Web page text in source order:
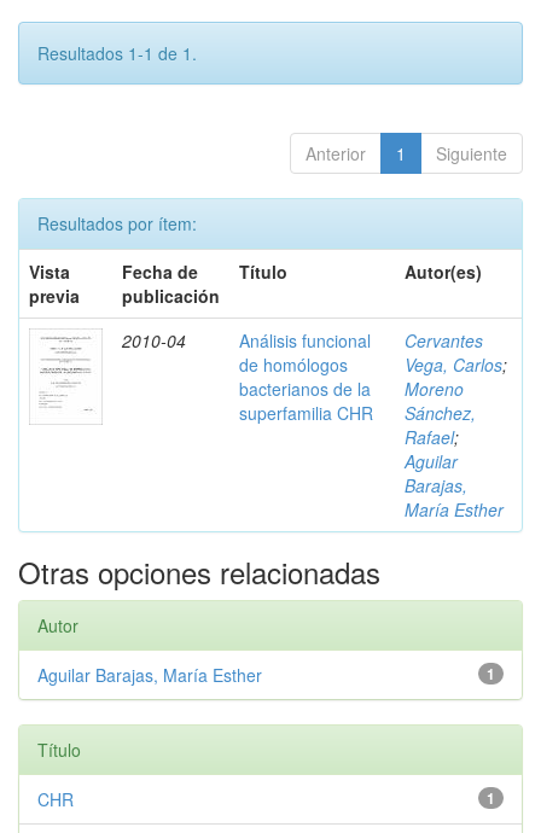
Resultados 1-1 de 1.
Anterior 1 Siguiente
Resultados por ítem:
Vista
previa
Fecha de
publicación
Título Autor(es)
2010-04
Análisis funcional
de homólogos
bacterianos de la
superfamilia CHR
Cervantes
Vega, Carlos;
Moreno
Sánchez,
Rafael;
Aguilar
Barajas,
María Esther
Otras opciones relacionadas
Autor
1
Aguilar Barajas, María Esther
Título
1
CHR